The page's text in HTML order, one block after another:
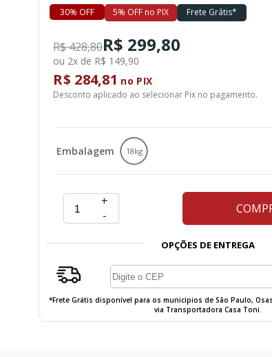
30% OFF
5% OFF no PIX Frete Grátis*
R$ 428,80R$ 299,80
ou 2x de R$ 149,90
R$ 284,81 no PIX
Desconto aplicado ao selecionar Pix no pagamento.
Embalagem 18kg
+
-
OPÇÕES DE ENTREGA
*Frete Grátis disponível para os municípios de São Paulo,
via Transportadora Casa Toni.